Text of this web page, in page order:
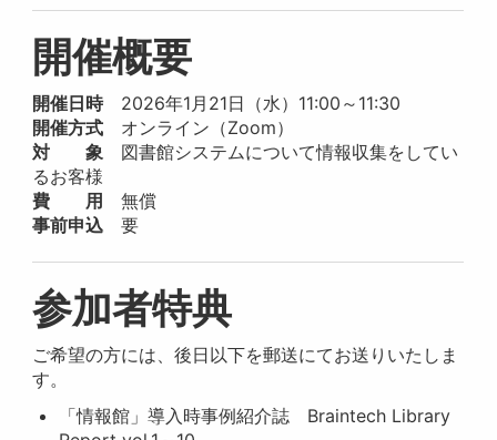
開催概要
開催日時2026年1月21日（水）11:00～11:30
開催方式 オンライン（Zoom）
対 象 図書館システムについて情報収集をしてい
るお客様
費 用
無償
事前申込 要
参加者特典
ご希望の方には、後日以下を郵送にてお送りいたしま
す。
「情報館」導入時事例紹介誌 Braintech Library